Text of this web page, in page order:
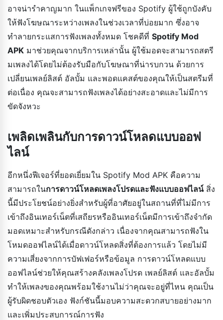
อาจน่ารำคาญมาก ในแพ็กเกจฟรีของ Spotify ผู้ใช้ถูกบังคับ
ให้ฟังโฆษณาระหว่างเพลงในช่วงเวลาที่บ่อยมาก ซึ่งอาจ
ทำลายกระแสการฟังเพลงทั้งหมด โชคดีที่ Spotify Mod
APK มาช่วยคุณจากบริการเหล่านั้น ผู้ใช้มอดจะสามารถสตรี
มเพลงได้โดยไม่ต้องรับมือกับโฆษณาที่น่ารบกวน ด้วยการ
เปลี่ยนเพลย์ลิสต์ อัลบั้ม และพอดแคสต์ของคุณให้เป็นสตรีมที่
ต่อเนื่อง คุณจะสามารถฟังเพลงได้อย่างสะอาดและไม่มีการ
ขัดจังหวะ
เพลิดเพลินกับการดาวน์โหลดแบบออฟ
ไลน์
อีกหนึ่งฟีเจอร์ที่ยอดเยี่ยมใน Spotify Mod APK คือความ
สามารถในการดาวน์โหลดเพลงโปรดและฟังแบบออฟไลน์สิ่ง
นี้มีประโยชน์อย่างยิ่งสำหรับผู้ที่อาศัยอยู่ในสถานที่ที่ไม่มีการ
เข้าถึงอินเทอร์เน็ตที่เสถียรหรืออินเทอร์เน็ตมีการเข้าถึงจำกัด
มอดเหมาะสำหรับกรณีดังกล่าว เนื่องจากคุณสามารถฟังใน
โหมดออฟไลน์ได้เมื่อดาวน์โหลดสิ่งที่ต้องการแล้ว โดยไม่มี
ความเสี่ยงจากการบัฟเฟอร์หรือข้อมูล การดาวน์โหลดแบบ
ออฟไลน์ช่วยให้คุณสร้างคลังเพลงโปรด เพลย์ลิสต์ และอัลบั้ม
ทำให้เพลงของคุณพร้อมใช้งานไม่ว่าคุณจะอยู่ที่ไหน คุณเป็น
ผู้รับผิดชอบตัวเอง ฟังก์ชันนี้มอบความสะดวกสบายอย่างมาก
และเพิ่มประสบการณ์การฟัง